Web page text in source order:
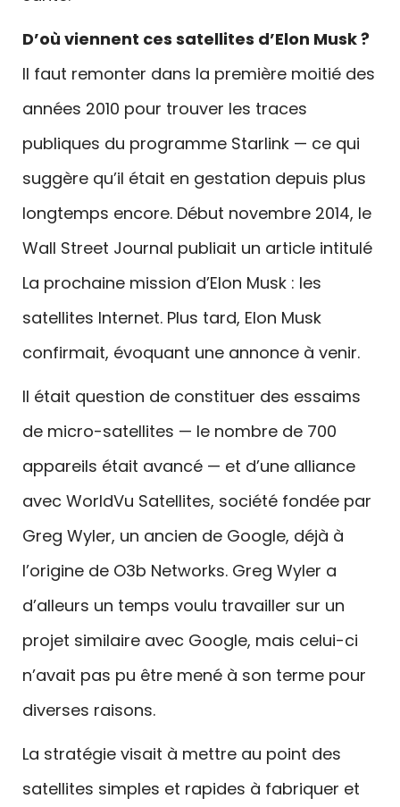
D’où viennent ces satellites d’Elon Musk ?
Il faut remonter dans la première moitié des
années 2010 pour trouver les traces
publiques du programme Starlink — ce qui
suggère qu’il était en gestation depuis plus
longtemps encore. Début novembre 2014, le
Wall Street Journal publiait un article intitulé
La prochaine mission d’Elon Musk : les
satellites Internet. Plus tard, Elon Musk
confirmait, évoquant une annonce à venir.
Il était question de constituer des essaims
de micro-satellites — le nombre de 700
appareils était avancé — et d’une alliance
avec WorldVu Satellites, société fondée par
Greg Wyler, un ancien de Google, déjà à
l’origine de O3b Networks. Greg Wyler a
d’alleurs un temps voulu travailler sur un
projet similaire avec Google, mais celui-ci
n’avait pas pu être mené à son terme pour
diverses raisons.
La stratégie visait à mettre au point des
satellites simples et rapides à fabriquer et